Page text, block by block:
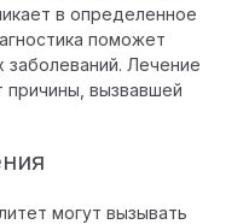
в определенное
поможет
заболеваний. Лечение
причины, вызвавшей
могут вызывать